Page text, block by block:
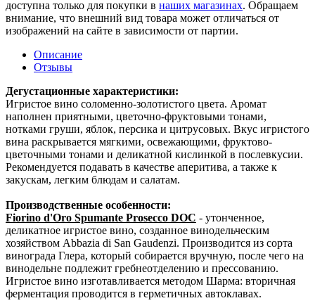
доступна только для покупки в наших магазинах. Обращаем
внимание, что внешний вид товара может отличаться от
изображений на сайте в зависимости от партии.
Описание
Отзывы
Дегустационные характеристики:
Игристое вино соломенно-золотистого цвета. Аромат
наполнен приятными, цветочно-фруктовыми тонами,
нотками груши, яблок, персика и цитрусовых. Вкус игристого
вина раскрывается мягкими, освежающими, фруктово-
цветочными тонами и деликатной кислинкой в послевкусии.
Рекомендуется подавать в качестве аперитива, а также к
закускам, легким блюдам и салатам.
Производственные особенности:
Fiorino d'Oro Spumante Prosecco DOC - утонченное,
деликатное игристое вино, созданное винодельческим
хозяйством Abbazia di San Gaudenzi. Производится из сорта
винограда Глера, который собирается вручную, после чего на
винодельне подлежит гребнеотделению и прессованию.
Игристое вино изготавливается методом Шарма: вторичная
ферментация проводится в герметичных автоклавах.